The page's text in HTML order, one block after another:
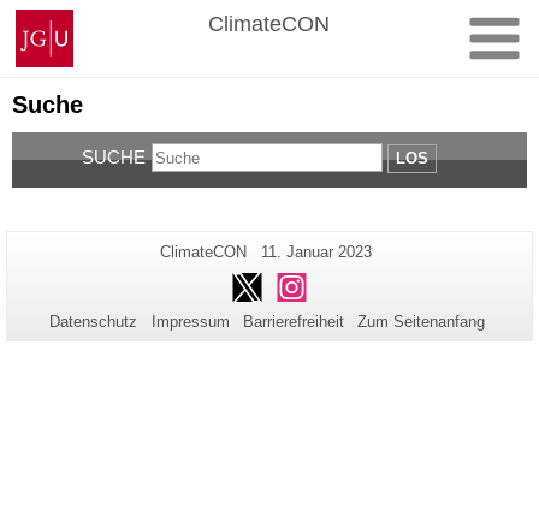
Zum
Inhalt
springen
Johannes
Gutenberg-
Universität
Mainz
ClimateCON
Suche
SUCHE LOS
Zusätzliche
Informationen
zu
dieser
Seiten-
ClimateCON
Letzte
Aktualisierung:
11. Januar 2023
TwitterInstagram
Datenschutz Impressum Barrierefreiheit Zum Seitenanfang